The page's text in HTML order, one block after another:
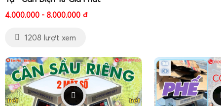
4.000.000 - 8.000.000 đ
1208 lượt xem